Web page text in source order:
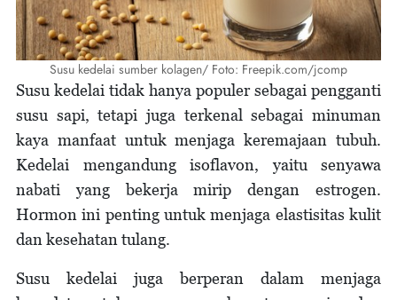
Susu kedelai sumber kolagen/ Foto: Freepik.com/jcomp
Susu kedelai tidak hanya populer sebagai pengganti
susu sapi, tetapi juga terkenal sebagai minuman
kaya manfaat untuk menjaga keremajaan tubuh.
Kedelai mengandung isoflavon, yaitu senyawa
nabati yang bekerja mirip dengan estrogen.
Hormon ini penting untuk menjaga elastisitas kulit
dan kesehatan tulang.
Susu kedelai juga berperan dalam menjaga